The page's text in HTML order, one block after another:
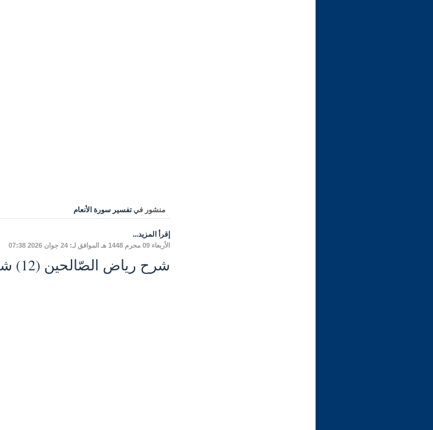
منشور في تفسير سورة الأنعام
إقرأ المزيد...
الأربعاء 09 محرم 1448 هـ الموافق لـ: 24 جوان 2026 07:38
شرح رياض الصّالحين (12) شرح الحديثين: الخامسِ، والسّادسِ.